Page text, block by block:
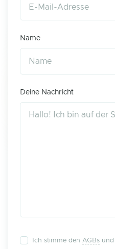
Name
Deine Nachricht
Ich stimme den AGBs und